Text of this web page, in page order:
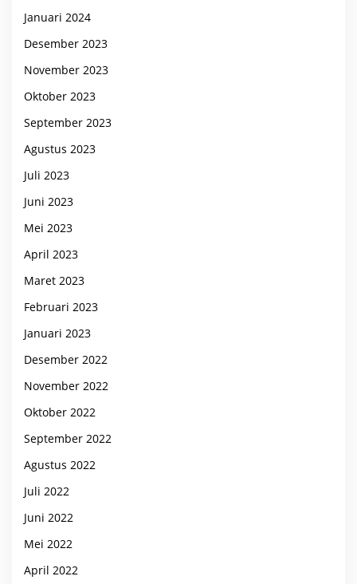
Januari 2024
Desember 2023
November 2023
Oktober 2023
September 2023
Agustus 2023
Juli 2023
Juni 2023
Mei 2023
April 2023
Maret 2023
Februari 2023
Januari 2023
Desember 2022
November 2022
Oktober 2022
September 2022
Agustus 2022
Juli 2022
Juni 2022
Mei 2022
April 2022